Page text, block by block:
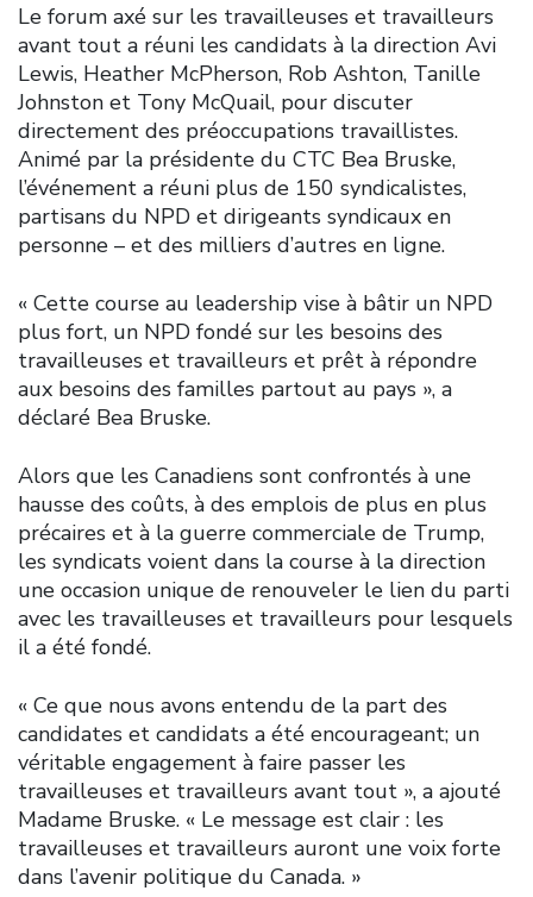
Le forum axé sur les travailleuses et travailleurs
avant tout a réuni les candidats à la direction Avi
Lewis, Heather McPherson, Rob Ashton, Tanille
Johnston et Tony McQuail, pour discuter
directement des préoccupations travaillistes.
Animé par la présidente du CTC Bea Bruske,
l’événement a réuni plus de 150 syndicalistes,
partisans du NPD et dirigeants syndicaux en
personne – et des milliers d’autres en ligne.
« Cette course au leadership vise à bâtir un NPD
plus fort, un NPD fondé sur les besoins des
travailleuses et travailleurs et prêt à répondre
aux besoins des familles partout au pays », a
déclaré Bea Bruske.
Alors que les Canadiens sont confrontés à une
hausse des coûts, à des emplois de plus en plus
précaires et à la guerre commerciale de Trump,
les syndicats voient dans la course à la direction
une occasion unique de renouveler le lien du parti
avec les travailleuses et travailleurs pour lesquels
il a été fondé.
« Ce que nous avons entendu de la part des
candidates et candidats a été encourageant; un
véritable engagement à faire passer les
travailleuses et travailleurs avant tout », a ajouté
Madame Bruske. « Le message est clair : les
travailleuses et travailleurs auront une voix forte
dans l’avenir politique du Canada. »